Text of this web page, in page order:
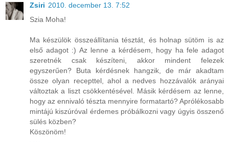
Zsiri 2010. december 13. 7:52
Szia Moha!
Ma készülök összeállítania tésztát, és holnap sütöm is az
első adagot :) Az lenne a kérdésem, hogy ha fele adagot
szeretnék csak készíteni, akkor mindent felezek
egyszerűen? Buta kérdésnek hangzik, de már akadtam
össze olyan recepttel, ahol a nedves hozzávalók arányai
változtak a liszt csökkentésével. Másik kérdésem az lenne,
hogy az ennivaló tészta mennyire formatartó? Aprólékosabb
mintájú kiszúróval érdemes próbálkozni vagy úgyis összenő
sülés közben?
Köszönöm!